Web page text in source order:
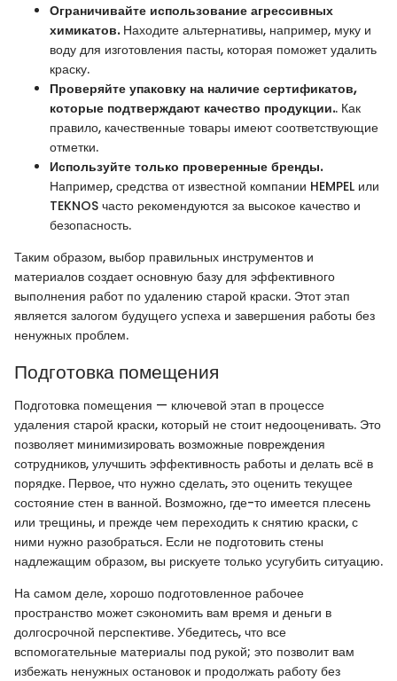
Ограничивайте использование агрессивных
химикатов.Находите альтернативы, например, муку и
воду для изготовления пасты, которая поможет удалить
краску.
Проверяйте упаковку на наличие сертификатов,
которые подтверждают качество продукции.. Как
правило, качественные товары имеют соответствующие
отметки.
Используйте только проверенные бренды.
Например, средства от известной компании HEMPEL или
TEKNOS часто рекомендуются за высокое качество и
безопасность.
Таким образом, выбор правильных инструментов и
материалов создает основную базу для эффективного
выполнения работ по удалению старой краски. Этот этап
является залогом будущего успеха и завершения работы без
ненужных проблем.
Подготовка помещения
Подготовка помещения — ключевой этап в процессе
удаления старой краски, который не стоит недооценивать. Это
позволяет минимизировать возможные повреждения
сотрудников, улучшить эффективность работы и делать всё в
порядке. Первое, что нужно сделать, это оценить текущее
состояние стен в ванной. Возможно, где-то имеется плесень
или трещины, и прежде чем переходить к снятию краски, с
ними нужно разобраться. Если не подготовить стены
надлежащим образом, вы рискуете только усугубить ситуацию.
На самом деле, хорошо подготовленное рабочее
пространство может сэкономить вам время и деньги в
долгосрочной перспективе. Убедитесь, что все
вспомогательные материалы под рукой; это позволит вам
избежать ненужных остановок и продолжать работу без